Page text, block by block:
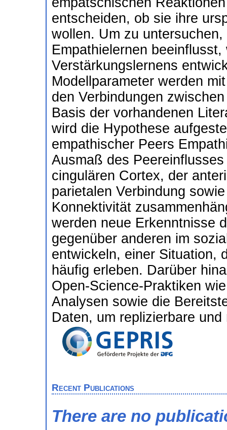
entscheiden, ob sie ihre
wollen. Um zu
Empathielernen
Verstärkungslernens
Modellparameter werden
den Verbindungen
Basis der vorhandenen
wird die Hypothese
empathischer Peers
Ausmaß des
cingulären Cortex, der
parietalen Verbindung
Konnektivität
werden neue Erkenntnisse
gegenüber anderen im
entwickeln, einer Situation,
häufig erleben. Darüber
Open-Science-Praktiken
Analysen sowie die
Daten, um replizierbare
Recent Publications
There are no